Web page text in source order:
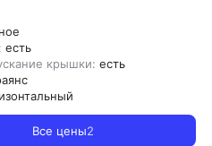
есть
крышки: есть
Все цены2